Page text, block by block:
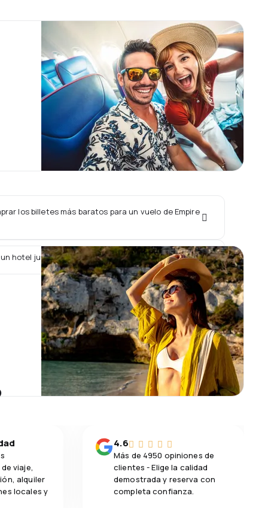
los billetes más baratos para un vuelo de Empire
hotel junto con un vuelo de Empire Airlines?
viaje,
alquiler
locales y
4.6
Más de 4950 opiniones de
clientes - Elige la calidad
demostrada y reserva con
completa confianza.